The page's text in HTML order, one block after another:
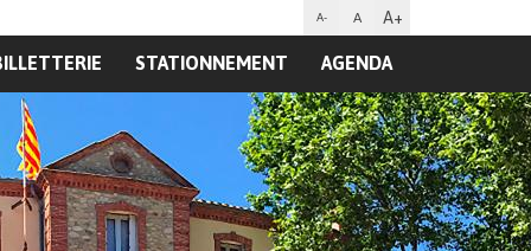
A- A A+
STATIONNEMENT AGENDA